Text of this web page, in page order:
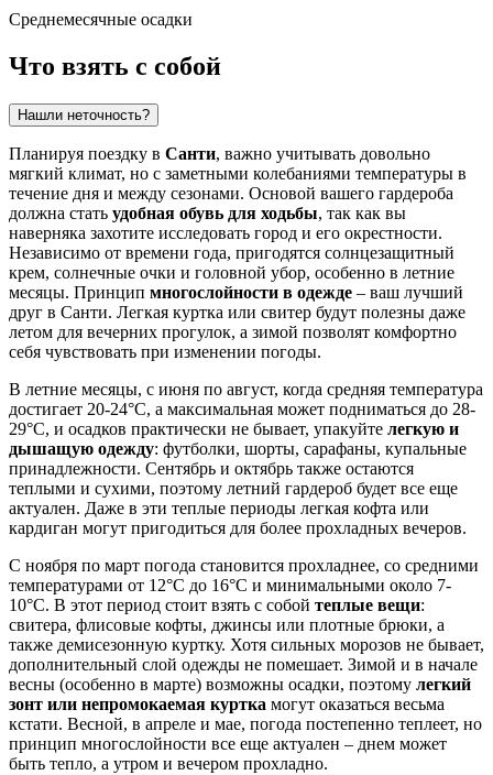
Среднемесячные осадки
Что взять с собой
Нашли неточность?
Планируя поездку в Санти, важно учитывать довольно
мягкий климат, но с заметными колебаниями температуры в
течение дня и между сезонами. Основой вашего гардероба
должна стать удобная обувь для ходьбы, так как вы
наверняка захотите исследовать город и его окрестности.
Независимо от времени года, пригодятся солнцезащитный
крем, солнечные очки и головной убор, особенно в летние
месяцы. Принцип многослойности в одежде – ваш лучший
друг в Санти. Легкая куртка или свитер будут полезны даже
летом для вечерних прогулок, а зимой позволят комфортно
себя чувствовать при изменении погоды.
В летние месяцы, с июня по август, когда средняя температура
достигает 20-24°C, а максимальная может подниматься до 28-
29°C, и осадков практически не бывает, упакуйте легкую и
дышащую одежду: футболки, шорты, сарафаны, купальные
принадлежности. Сентябрь и октябрь также остаются
теплыми и сухими, поэтому летний гардероб будет все еще
актуален. Даже в эти теплые периоды легкая кофта или
кардиган могут пригодиться для более прохладных вечеров.
С ноября по март погода становится прохладнее, со средними
температурами от 12°C до 16°C и минимальными около 7-
10°C. В этот период стоит взять с собой теплые вещи:
свитера, флисовые кофты, джинсы или плотные брюки, а
также демисезонную куртку. Хотя сильных морозов не бывает,
дополнительный слой одежды не помешает. Зимой и в начале
весны (особенно в марте) возможны осадки, поэтому легкий
зонт или непромокаемая куртка могут оказаться весьма
кстати. Весной, в апреле и мае, погода постепенно теплеет, но
принцип многослойности все еще актуален – днем может
быть тепло, а утром и вечером прохладно.